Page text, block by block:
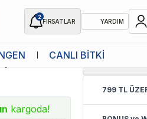
2
FIRSATLAR YARDIM
CANLI BİTKİ
100ml
kargoda!
5.0
799 TL